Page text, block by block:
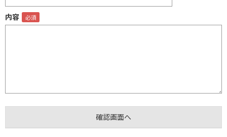
内容